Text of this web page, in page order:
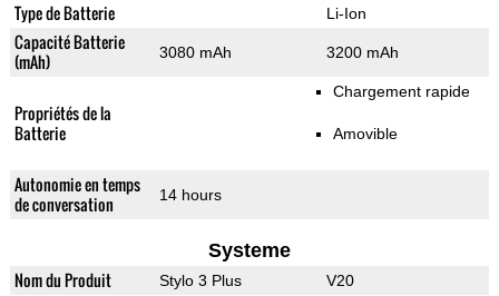
Type de Batterie Li-Ion
Capacité Batterie
(mAh)
3080 mAh 3200 mAh
Propriétés de la
Batterie
Chargement rapide
Amovible
Autonomie en temps
de conversation
14 hours
Systeme
Nom du Produit Stylo 3 Plus V20